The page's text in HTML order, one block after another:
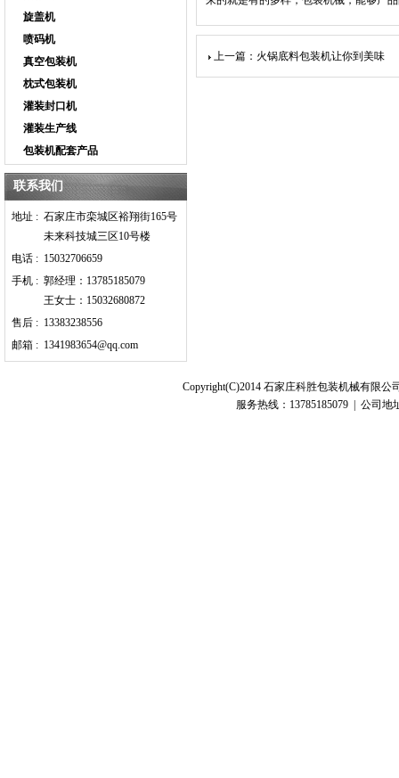
旋盖机
喷码机
真空包装机
枕式包装机
灌装封口机
灌装生产线
包装机配套产品
联系我们
地址 : 石家庄市栾城区裕翔街165号
未来科技城三区10号楼
电话 : 15032706659
手机 : 郭经理：13785185079
王女士：15032680872
售后 : 13383238556
邮箱 : 1341983654@qq.com
上一篇：火锅底料包装机让你到美味
Copyright(C)2014 石家庄科胜包装机械有限
服务热线：13785185079 | 公司